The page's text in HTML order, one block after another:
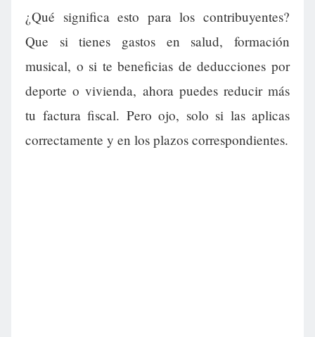
¿Qué significa esto para los contribuyentes?
Que si tienes gastos en salud, formación
musical, o si te beneficias de deducciones por
deporte o vivienda, ahora puedes reducir más
tu factura fiscal. Pero ojo, solo si las aplicas
correctamente y en los plazos correspondientes.